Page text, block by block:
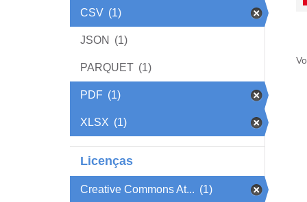
CSV (1)
JSON (1)
PARQUET (1)
PDF (1)
XLSX (1)
Licenças
Creative Commons At... (1)